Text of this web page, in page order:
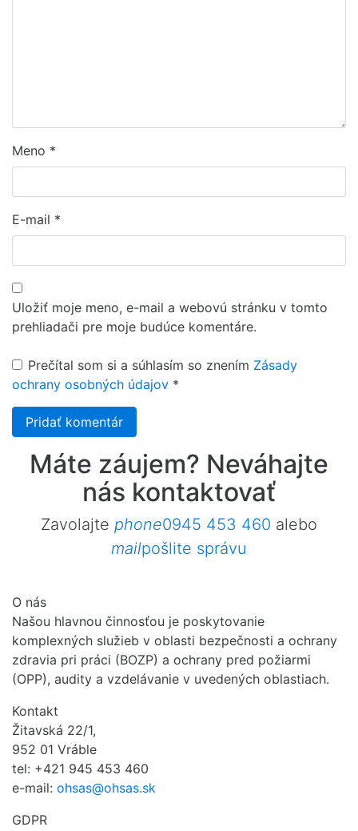
Meno *
E-mail *
Uložiť moje meno, e-mail a webovú stránku v tomto
prehliadači pre moje budúce komentáre.
Prečítal som si a súhlasím so znením Zásady
ochrany osobných údajov *
Pridať komentár
Máte záujem? Neváhajte
nás kontaktovať
Zavolajte phone0945 453 460 alebo
mailpošlite správu
O nás
Našou hlavnou činnosťou je poskytovanie
komplexných služieb v oblasti bezpečnosti a ochrany
zdravia pri práci (BOZP) a ochrany pred požiarmi
(OPP), audity a vzdelávanie v uvedených oblastiach.
Kontakt
Žitavská 22/1,
952 01 Vráble
tel: +421 945 453 460
e-mail: ohsas@ohsas.sk
GDPR